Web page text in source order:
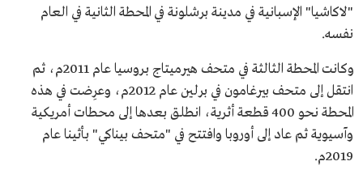
"لاكاشيا" الإسبانية في مدينة برشلونة في المحطة الثانية في العام
نفسه.
وكانت المحطة الثالثة في متحف هيرميتاج بروسيا عام 2011م، ثم
انتقل إلى متحف بيرغامون في برلين عام 2012م، وعرِضت في هذه
المحطة نحو 400 قطعة أثرية، انطلق بعدها إلى محطات أمريكية
وآسيوية ثم عاد إلى أوروبا وافتتح في "متحف بيناكي" بأثينا عام
2019م.